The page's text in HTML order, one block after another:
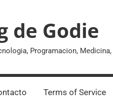
de Godie
Programacion,
Terms of Service